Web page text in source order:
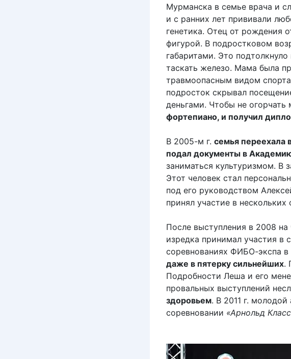
Мурманска в семье врача и
и c ранних лет прививали
генетика. Отец от рождения
фигурой. В подростковом
габаритами. Это
таскать железо. Мама была
травмоопасным видом
подросток скрывал
деньгами. Чтобы не огорчать
фортепиано, и получил
В 2005-м г. семья переехала
подал документы в
заниматься культуризмом. В
Этот человек стал
под его руководством
принял участие в нескольких
После выступления в 2008
изредка принимал участия в
соревнованиях ФИБО-экспа в
даже в пятерку сильнейших.
Подробности Леша и его
провальных выступлений
здоровьем. В 2011 г. молодой
соревновании «Арнольд